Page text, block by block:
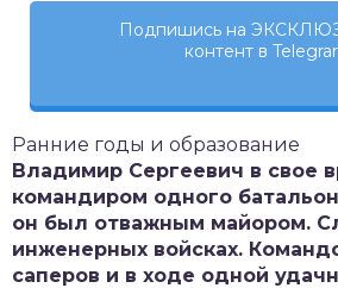
Подпишись на
контент в
Ранние годы и образование
Владимир Сергеевич в свое
командиром одного
он был отважным майором.
инженерных войсках.
саперов и в ходе одной